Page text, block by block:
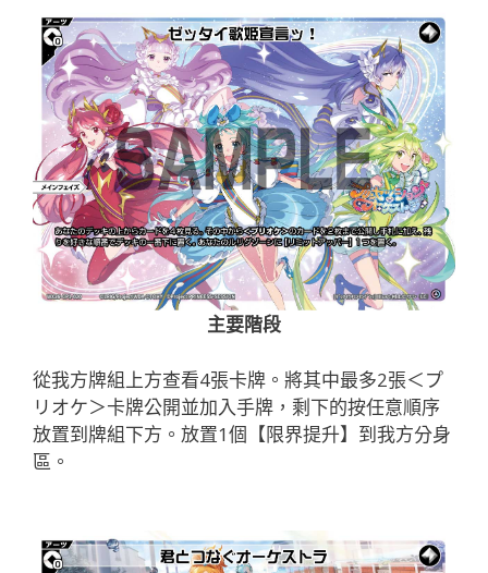
主要階段
從我方牌組上方查看4張卡牌。將其中最多2張＜プ
リオケ＞卡牌公開並加入手牌，剩下的按任意順序
放置到牌組下方。放置1個【限界提升】到我方分身
區。